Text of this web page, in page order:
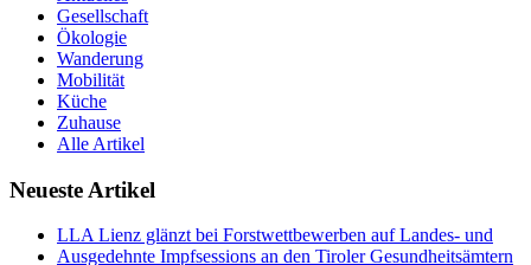
Gesellschaft
Ökologie
Wanderung
Mobilität
Küche
Zuhause
Alle Artikel
Neueste Artikel
LLA Lienz glänzt bei Forstwettbewerben auf Landes- und
Ausgedehnte Impfsessions an den Tiroler Gesundheitsämtern